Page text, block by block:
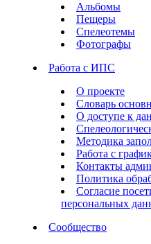
Альбомы
Пещеры
Спелеотемы
Фотографы
Работа с ИПС
О проекте
Словарь
О доступе к
Методика
Работа с
Контакты
Политика
Согласие
персональных
Сообщество